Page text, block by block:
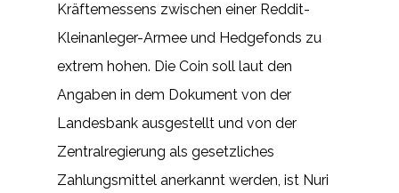
Kräftemessens zwischen einer Reddit-
Kleinanleger-Armee und Hedgefonds zu
extrem hohen. Die Coin soll laut den
Angaben in dem Dokument von der
Landesbank ausgestellt und von der
Zentralregierung als gesetzliches
Zahlungsmittel anerkannt werden, ist Nuri